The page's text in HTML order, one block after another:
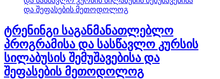
ტრენინგი საგანმანათლებლო
პროგრამისა და სასწავლო კურსის
სილაბუსის შემუშავებისა და
შეფასების მეთოდოლოგ